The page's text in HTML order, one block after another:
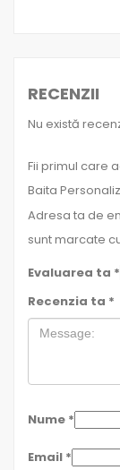
RECENZII
Nu există
Fii primul care
Baita
Adresa ta de
sunt marcate
Evaluarea ta *
Recenzia ta *
Nume *
Email *